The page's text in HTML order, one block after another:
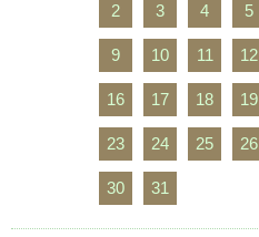
2 3 4 5
9 10 11 12
16 17 18 19
23 24 25 26
30 31